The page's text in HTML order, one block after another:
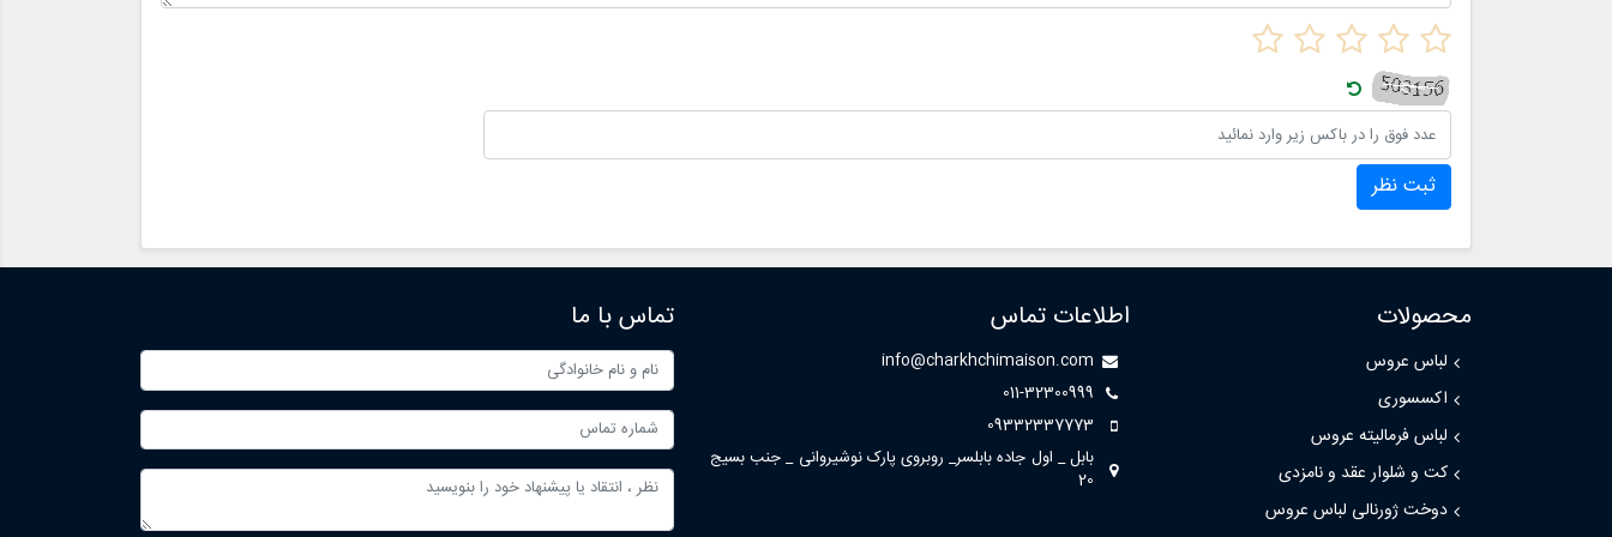
ثبت نظر
محصولات
لباس عروس
اکسسوری
لباس فرمالیته عروس
کت و شلوار عقد و نامزدی
دوخت ژورنالی لباس عروس
اطلاعات تماس
info@charkhchimaison.com
011-32300999
09332337773
بابل _ اول جاده بابلسر_ روبروی پارک نوشیروانی _ جنب بسیج
20
تماس با ما